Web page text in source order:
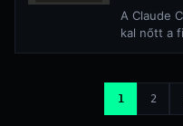
A Claude
kal nőtt a
1 2